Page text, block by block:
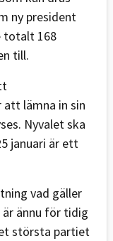
ny president
totalt 168
till.
lämna in sin
Nyvalet ska
januari är ett
vad gäller
ännu för tidig
största partiet